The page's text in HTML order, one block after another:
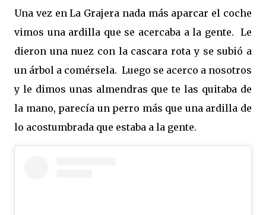
Una vez en La Grajera nada más aparcar el coche
vimos una ardilla que se acercaba a la gente. Le
dieron una nuez con la cascara rota y se subió a
un árbol a comérsela. Luego se acerco a nosotros
y le dimos unas almendras que te las quitaba de
la mano, parecía un perro más que una ardilla de
lo acostumbrada que estaba a la gente.